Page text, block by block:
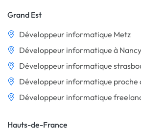
Grand Est
Développeur informatique Metz
Développeur informatique à Nancy
Développeur informatique
Développeur informatique proche
Développeur informatique
Hauts-de-France